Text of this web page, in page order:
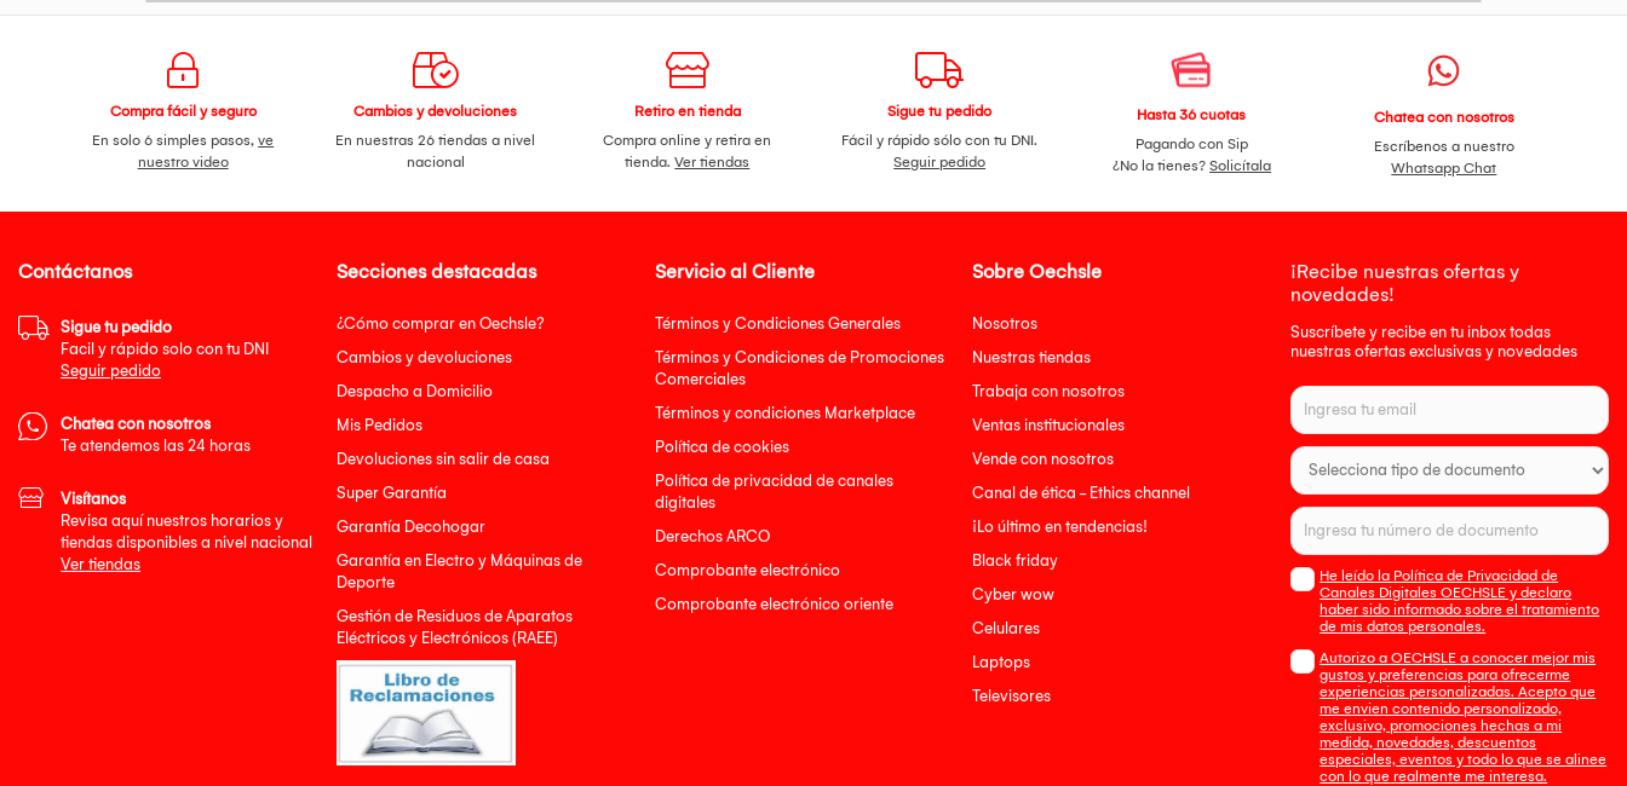
Compra fácil y seguro
En solo 6 simples pasos,ve
nuestro video
Cambios y devoluciones
En nuestras 26 tiendas a nivel
nacional
Retiro en tienda
Compra online y retira en
tienda.Ver tiendas
Sigue tu pedido
Fácil y rápido sólo con tu DNI.
Seguir pedido
Hasta 36 cuotas
Pagando con Sip
¿No la tienes? Solicítala
Chatea con nosotros
Escríbenos a nuestro
Whatsapp Chat
Secciones destacadas
¿Cómo comprar en Oechsle?
Cambios y devoluciones
Despacho a Domicilio
Mis Pedidos
Devoluciones sin salir de casa
Super Garantía
Garantía Decohogar
Garantía en Electro y Máquinas de
Deporte
Gestión de Residuos de Aparatos
Eléctricos y Electrónicos (RAEE)
Servicio al Cliente
Términos y Condiciones Generales
Términos y Condiciones de Promociones
Comerciales
Términos y condiciones Marketplace
Política de cookies
Política de privacidad de canales
digitales
Derechos ARCO
Comprobante electrónico
Comprobante electrónico oriente
Sobre Oechsle
Nosotros
Nuestras tiendas
Trabaja con nosotros
Ventas institucionales
Vende con nosotros
Canal de ética - Ethics channel
¡Lo último en tendencias!
Black friday
Cyber wow
Celulares
Laptops
Televisores
¡Recibe nuestras ofertas y
novedades!
Suscríbete y recibe en tu inbox todas
nuestras ofertas exclusivas y novedades
He leído la Política de Privacidad de
Canales Digitales OECHSLE y declaro
haber sido informado sobre el tratamiento
de mis datos personales.
Autorizo a OECHSLE a conocer mejor mis
gustos y preferencias para ofrecerme
experiencias personalizadas. Acepto que
me envien contenido personalizado,
exclusivo, promociones hechas a mi
medida, novedades, descuentos
especiales, eventos y todo lo que se alinee
con lo que realmente me interesa.
Contáctanos
Sigue tu pedido
Facil y rápido solo con tu DNI
Seguir pedido
Chatea con nosotros
Te atendemos las 24 horas
Visítanos
Revisa aquí nuestros horarios y
tiendas disponibles a nivel nacional
Ver tiendas